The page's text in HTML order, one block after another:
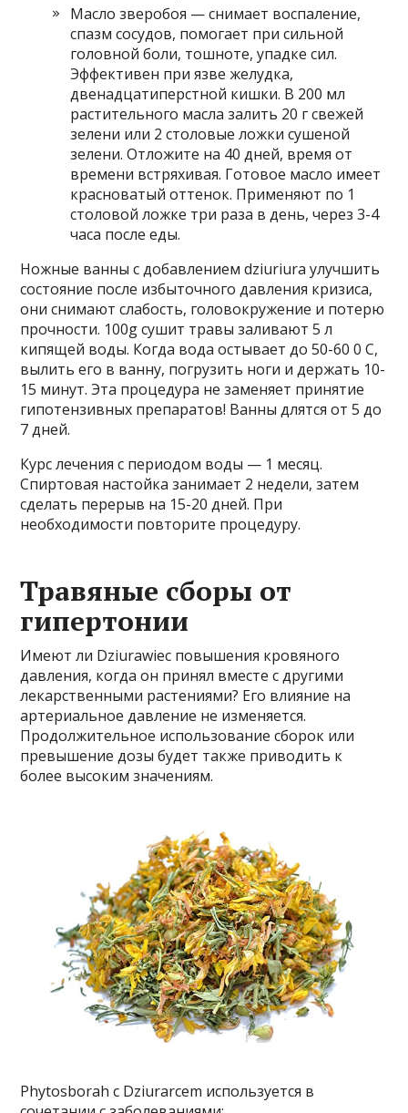
Масло зверобоя — снимает воспаление,
спазм сосудов, помогает при сильной
головной боли, тошноте, упадке сил.
Эффективен при язве желудка,
двенадцатиперстной кишки. В 200 мл
растительного масла залить 20 г свежей
зелени или 2 столовые ложки сушеной
зелени. Отложите на 40 дней, время от
времени встряхивая. Готовое масло имеет
красноватый оттенок. Применяют по 1
столовой ложке три раза в день, через 3-4
часа после еды.
Ножные ванны с добавлением dziuriura улучшить
состояние после избыточного давления кризиса,
они снимают слабость, головокружение и потерю
прочности. 100g сушит травы заливают 5 л
кипящей воды. Когда вода остывает до 50-60 0 С,
вылить его в ванну, погрузить ноги и держать 10-
15 минут. Эта процедура не заменяет принятие
гипотензивных препаратов! Ванны длятся от 5 до
7 дней.
Курс лечения с периодом воды — 1 месяц.
Спиртовая настойка занимает 2 недели, затем
сделать перерыв на 15-20 дней. При
необходимости повторите процедуру.
Травяные сборы от
гипертонии
Имеют ли Dziurawiec повышения кровяного
давления, когда он принял вместе с другими
лекарственными растениями? Его влияние на
артериальное давление не изменяется.
Продолжительное использование сборок или
превышение дозы будет также приводить к
более высоким значениям.
Phytosborah с Dziurarcem используется в